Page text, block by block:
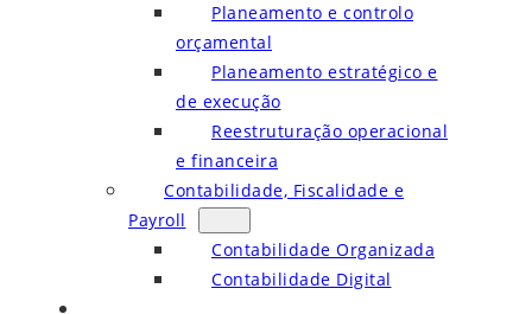
Planeamento e controlo
orçamental
Planeamento estratégico e
de execução
Reestruturação operacional
e financeira
Contabilidade, Fiscalidade e
Payroll
Contabilidade Organizada
Contabilidade Digital